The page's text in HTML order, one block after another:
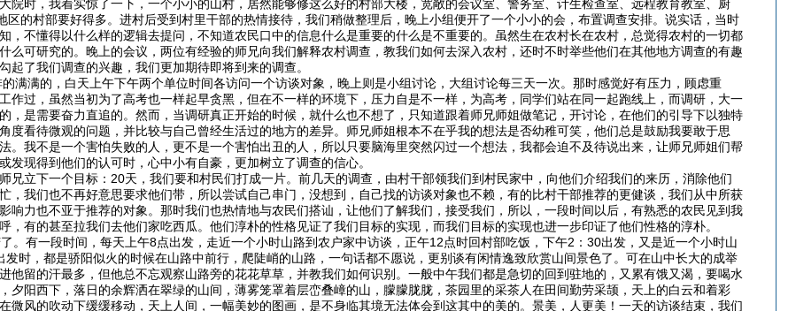
院时，我着实惊了一下，一个小小的山村，居然能够修这么好的村部大楼，宽敞的会议室、警务室、计生检查室、远程教育教室、厨
区的村部要好得多。进村后受到村里干部的热情接待，我们稍做整理后，晚上小组便开了一个小小的会，布置调查安排。说实话，当时
，不懂得以什么样的逻辑去提问，不知道农民口中的信息什么是重要的什么是不重要的。虽然生在农村长在农村，总觉得农村的一切都
么可研究的。晚上的会议，两位有经验的师兄向我们解释农村调查，教我们如何去深入农村，还时不时举些他们在其他地方调查的有趣
起了我们调查的兴趣，我们更加期待即将到来的调查。
满满的，白天上午下午两个单位时间各访问一个访谈对象，晚上则是小组讨论，大组讨论每三天一次。那时感觉好有压力，顾虑重
作过，虽然当初为了高考也一样起早贪黑，但在不一样的环境下，压力自是不一样，为高考，同学们站在同一起跑线上，而调研，大一
，是需要奋力直追的。然而，当调研真正开始的时候，就什么也不想了，只知道跟着师兄师姐做笔记，开讨论，在他们的引导下以独特
度看待微观的问题，并比较与自己曾经生活过的地方的差异。师兄师姐根本不在乎我的想法是否幼稚可笑，他们总是鼓励我要敢于思
。我不是一个害怕失败的人，更不是一个害怕出丑的人，所以只要脑海里突然闪过一个想法，我都会迫不及待说出来，让师兄师姐们帮
发现得到他们的认可时，心中小有自豪，更加树立了调查的信心。
兄立下一个目标：20天，我们要和村民们打成一片。前几天的调查，由村干部领我们到村民家中，向他们介绍我们的来历，消除他们
，我们也不再好意思要求他们带，所以尝试自己串门，没想到，自己找的访谈对象也不赖，有的比村干部推荐的更健谈，我们从中所获
响力也不亚于推荐的对象。那时我们也热情地与农民们搭讪，让他们了解我们，接受我们，所以，一段时间以后，有熟悉的农民见到我
，有的甚至拉我们去他们家吃西瓜。他们淳朴的性格见证了我们目标的实现，而我们目标的实现也进一步印证了他们性格的淳朴。
。有一段时间，每天上午8点出发，走近一个小时山路到农户家中访谈，正午12点时回村部吃饭，下午2：30出发，又是近一个小时山
发时，都是骄阳似火的时候在山路中前行，爬陡峭的山路，一句话都不愿说，更别谈有闲情逸致欣赏山间景色了。可在山中长大的成举
他留的汗最多，但他总不忘观察山路旁的花花草草，并教我们如何识别。一般中午我们都是急切的回到驻地的，又累有饿又渴，要喝水
夕阳西下，落日的余辉洒在翠绿的山间，薄雾笼罩着层峦叠嶂的山，朦朦胧胧，茶园里的采茶人在田间勤劳采颉，天上的白云和着彩
微风的吹动下缓缓移动，天上人间，一幅美妙的图画，是不身临其境无法体会到这其中的美的。景美，人更美！一天的访谈结束，我们